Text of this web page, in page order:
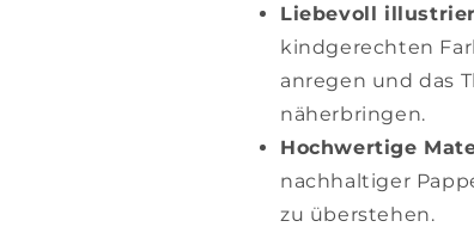
Liebevoll
kindgerechten
anregen und das
näherbringen.
Hochwertige
nachhaltiger
zu überstehen.